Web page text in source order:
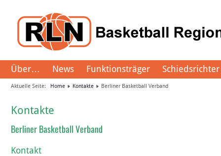
Über… News Funktionsträger Schiedsrichter
Aktuelle Seite: Home Kontakte Berliner Basketball Verband
Kontakte
Berliner Basketball Verband
Kontakt